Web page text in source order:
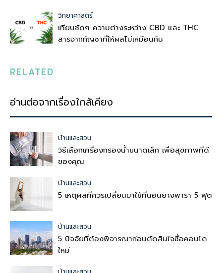
วิทยาศาสตร์
เทียบชัดๆ ความต่างระหว่าง CBD และ THC
สารจากกัญชาที่ให้ผลไม่เหมือนกัน
RELATED
อ่านต่อจากเรื่องใกล้เคียง
บ้านและสวน
วิธีเลือกเครื่องกรองน้ำขนาดเล็ก เพื่อสุขภาพที่ดี
ของคุณ
บ้านและสวน
5 เหตุผลที่ควรเปลี่ยนมาใช้ที่นอนยางพารา 5 ฟุต
บ้านและสวน
5 ปัจจัยที่ต้องพิจารณาก่อนตัดสินใจซื้อคอนโด
ใหม่